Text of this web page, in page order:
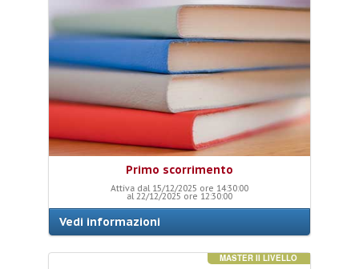
Primo scorrimento
Attiva dal 15/12/2025 ore 14:30:00
al 22/12/2025 ore 12:30:00
Vedi informazioni
MASTER II LIVELLO